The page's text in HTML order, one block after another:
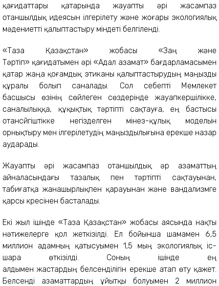
қағидаттары қатарында жауапты әрі жасампаз
отаншылдық идеясын ілгерілету және жоғары экологиялық
мәдениетті қалыптастыру міндеті белгіленді.
«Таза Қазақстан» жобасы «Заң және
Тәртіп» қағидатымен әрі «Адал азамат» бағдарламасымен
қатар жаңа қоғамдық этиканы қалыптастырудың маңызды
құралы болып саналады. Сол себепті Мемлекет
басшысы өзінің сөйлеген сөздерінде жауапкершілікке,
саналылыққа, құқықтық тәртіпті сақтауға, ең бастысы
отансүйгіштікке негізделген мінез-құлық модельін
орнықтыру мен ілгерілетудің маңыздылығына ерекше назар
аударады.
Жауапты әрі жасампаз отаншылдық әр азаматтың
айналасындағы тазалық пен тәртіпті сақтауынан,
табиғатқа жанашырлықпен қарауынан және вандализмге
қарсы күресінен басталады.
Екі жыл ішінде «Таза Қазақстан» жобасы аясында нақты
нәтижелерге қол жеткізілді. Ел бойынша шамамен 6,5
миллион адамның қатысуымен 1,5 мың экологиялық іс-
шара өткізілді. Соның ішінде ең
алдымен жастардың белсенділігін ерекше атап өту қажет.
Белсенді азаматтардың ұйытқы болуымен 2 миллион